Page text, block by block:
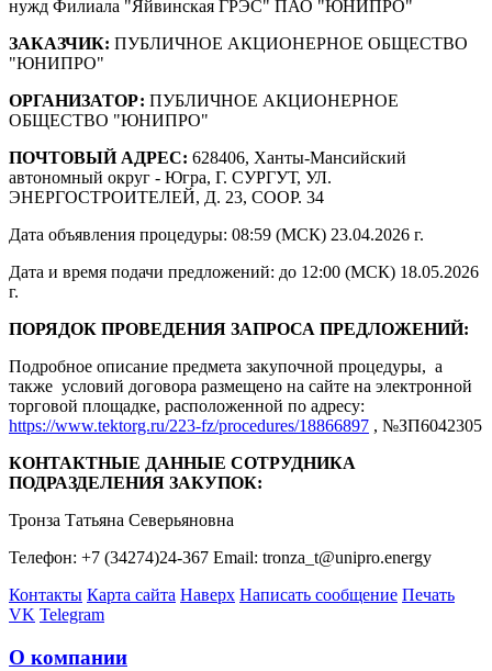
нужд Филиала "Яйвинская ГРЭС" ПАО "ЮНИПРО"
ЗАКАЗЧИК: ПУБЛИЧНОЕ АКЦИОНЕРНОЕ ОБЩЕСТВО
"ЮНИПРО"
ОРГАНИЗАТОР: ПУБЛИЧНОЕ АКЦИОНЕРНОЕ
ОБЩЕСТВО "ЮНИПРО"
ПОЧТОВЫЙ АДРЕС: 628406, Ханты-Мансийский
автономный округ - Югра, Г. СУРГУТ, УЛ.
ЭНЕРГОСТРОИТЕЛЕЙ, Д. 23, СООР. 34
Дата объявления процедуры: 08:59 (МСК) 23.04.2026 г.
Дата и время подачи предложений: до 12:00 (МСК) 18.05.2026
г.
ПОРЯДОК ПРОВЕДЕНИЯ ЗАПРОСА ПРЕДЛОЖЕНИЙ:
Подробное описание предмета закупочной процедуры, а
также условий договора размещено на сайте на электронной
торговой площадке, расположенной по адресу:
https://www.tektorg.ru/223-fz/procedures/18866897 , №ЗП6042305
КОНТАКТНЫЕ ДАННЫЕ СОТРУДНИКА
ПОДРАЗДЕЛЕНИЯ ЗАКУПОК:
Тронза Татьяна Северьяновна
Телефон: +7 (34274)24-367 Email: tronza_t@unipro.energy
Контакты Карта сайта Наверх Написать сообщение Печать
VK Telegram
О компании